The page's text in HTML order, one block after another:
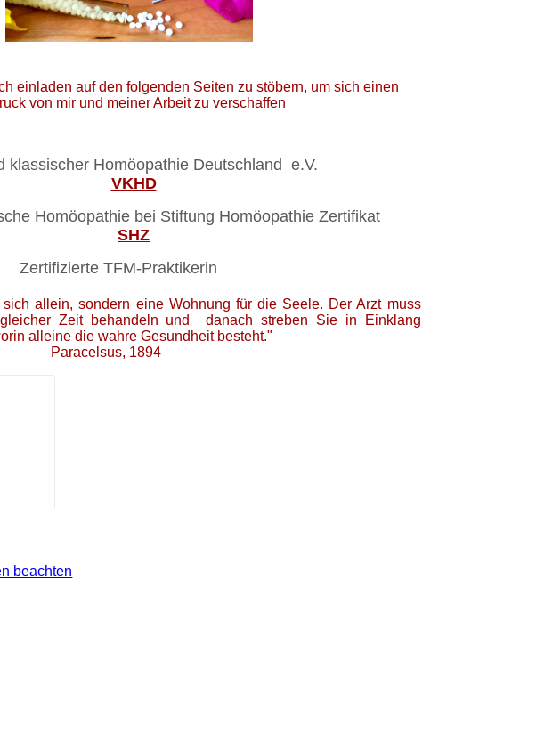
einladen auf den folgenden Seiten zu stöbern, um sich einen
von mir und meiner Arbeit zu verschaffen
klassischer Homöopathie Deutschland e.V.
VKHD
Homöopathie bei Stiftung Homöopathie Zertifikat
SHZ
Zertifizierte TFM-Praktikerin
allein, sondern eine Wohnung für die Seele. Der Arzt muss
Zeit behandeln und danach streben Sie in Einklang
worin alleine die wahre Gesundheit besteht."
Paracelsus, 1894
beachten